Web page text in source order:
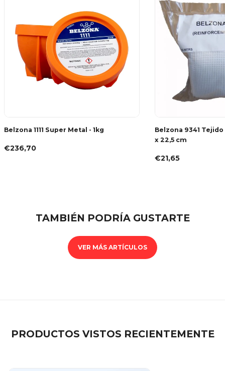
Belzona 1111 Super Metal - 1kg
€236,70
Belzona 9341
x 22,5 cm
€21,65
TAMBIÉN PODRÍA GUSTARTE
VER MÁS ARTÍCULOS
PRODUCTOS VISTOS RECIENTEMENTE